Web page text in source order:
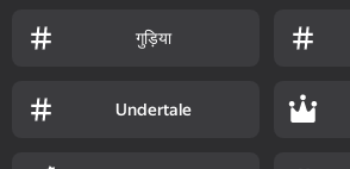
गुड़िया
Undertale